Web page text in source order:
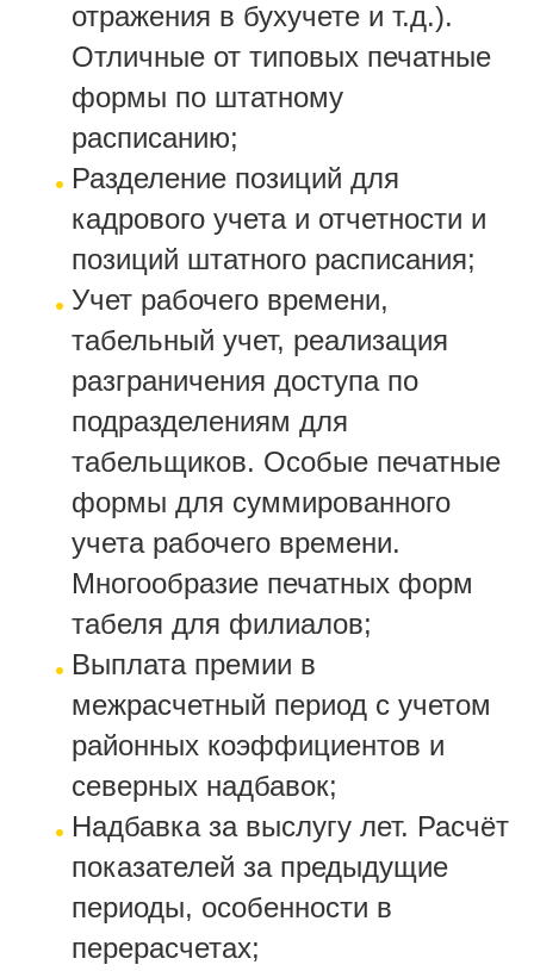
отражения в бухучете и т.д.).
Отличные от типовых печатные
формы по штатному
расписанию;
Разделение позиций для
кадрового учета и отчетности и
позиций штатного расписания;
Учет рабочего времени,
табельный учет, реализация
разграничения доступа по
подразделениям для
табельщиков. Особые печатные
формы для суммированного
учета рабочего времени.
Многообразие печатных форм
табеля для филиалов;
Выплата премии в
межрасчетный период с учетом
районных коэффициентов и
северных надбавок;
Надбавка за выслугу лет. Расчёт
показателей за предыдущие
периоды, особенности в
перерасчетах;